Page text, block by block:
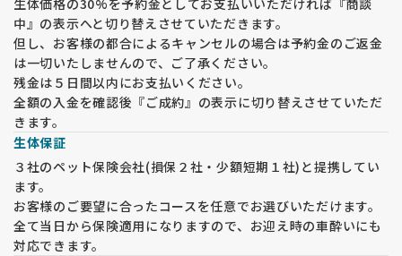
生体価格の30%を予約金としてお支払いいただければ『商談
中』の表示へと切り替えさせていただきます。
但し、お客様の都合によるキャンセルの場合は予約金のご返金
は一切いたしませんので、ご了承ください。
残金は５日間以内にお支払いください。
全額の入金を確認後『ご成約』の表示に切り替えさせていただ
きます。
生体保証
３社のペット保険会社(損保２社・少額短期１社)と提携してい
ます。
お客様のご要望に合ったコースを任意でお選びいただけます。
全て当日から保険適用になりますので、お迎え時の車酔いにも
対応できます。